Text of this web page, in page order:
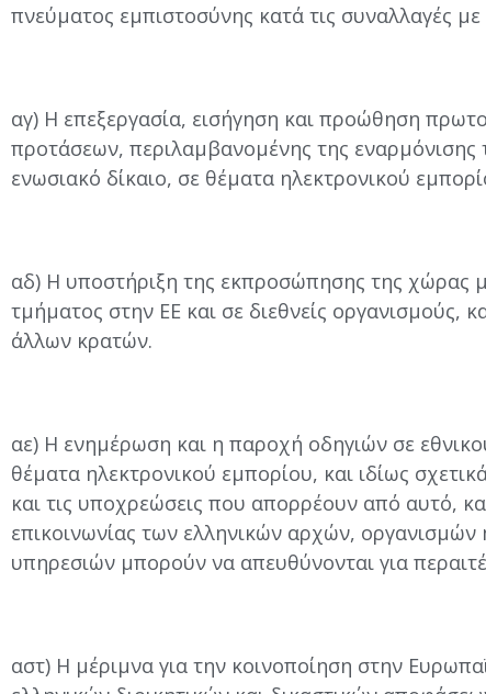
πνεύματος εμπιστοσύνης κατά τις συναλλαγές
αγ) Η επεξεργασία, εισήγηση και προώθηση
προτάσεων, περιλαμβανομένης της εναρμόνισης
ενωσιακό δίκαιο, σε θέματα ηλεκτρονικού
αδ) Η υποστήριξη της εκπροσώπησης της χώρας
τμήματος στην ΕΕ και σε διεθνείς οργανισμούς,
άλλων κρατών.
αε) Η ενημέρωση και η παροχή οδηγιών σε
θέματα ηλεκτρονικού εμπορίου, και ιδίως
και τις υποχρεώσεις που απορρέουν από αυτό,
επικοινωνίας των ελληνικών αρχών,
υπηρεσιών μπορούν να απευθύνονται για
αστ) Η μέριμνα για την κοινοποίηση στην